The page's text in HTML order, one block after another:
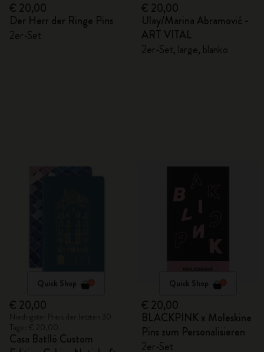
€ 20,00
Der Herr der Ringe Pins
2er-Set
€ 20,00
Ulay/Marina Abramović -
ART VITAL
2er-Set, large, blanko
Quick Shop
€ 20,00
Casa Batlló Custom
Quick Shop
€ 20,00
BLACKPINK x Moleskine
Pins zum Personalisieren
2er-Set